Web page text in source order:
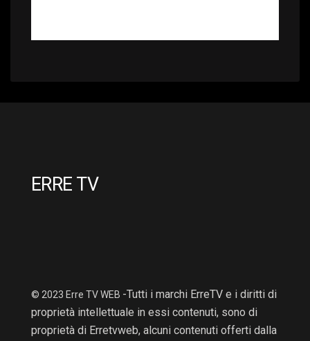
ERRE TV
© 2023 Erre TV WEB -Tutti i marchi ErreTV e i diritti di
proprietà intellettuale in essi contenuti, sono di
proprietà di Erretvweb, alcuni contenuti offerti dalla